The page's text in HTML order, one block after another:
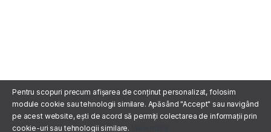
Pentru scopuri precum afișarea de conținut personalizat, folosim
module cookie sau tehnologii similare. Apăsând "Accept" sau navigând
pe acest website, ești de acord să permiți colectarea de informații prin
cookie-uri sau tehnologii similare.